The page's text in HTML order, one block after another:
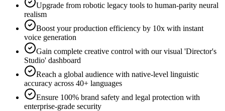
Upgrade from robotic legacy tools to human-parity neural
realism
Boost your production efficiency by 10x with instant
voice generation
Gain complete creative control with our visual 'Director's
Studio' dashboard
Reach a global audience with native-level linguistic
accuracy across 40+ languages
Ensure 100% brand safety and legal protection with
enterprise-grade security